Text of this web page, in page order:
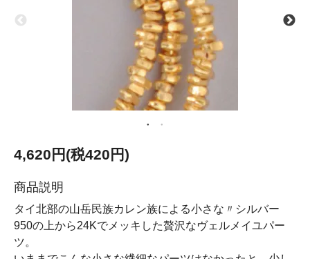
4,620円(税420円)
商品説明
タイ北部の山岳民族カレン族による小さな〃シルバー
950の上から24Kでメッキした贅沢なヴェルメイユパー
ツ。